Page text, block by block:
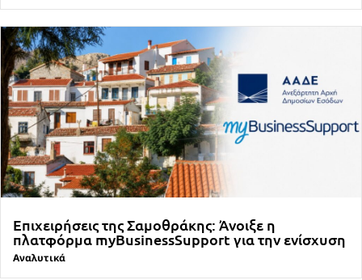
Επιχειρήσεις της Σαμοθράκης: Άνοιξε η
πλατφόρμα myBusinessSupport για την ενίσχυση
Αναλυτικά